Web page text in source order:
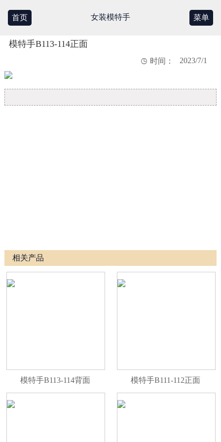
首页 女装模特手 菜单
模特手B113-114正面
 时间： 2023/7/1
相关产品
模特手B113-114背面 模特手B111-112正面